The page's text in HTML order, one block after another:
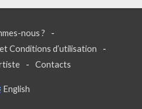
nous ?
Conditions d’utilisation
Contacts
English